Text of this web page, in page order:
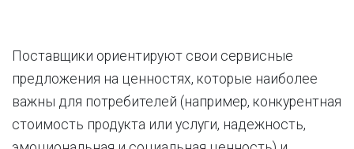
Поставщики ориентируют свои сервисные
предложения на ценностях, которые наиболее
важны для потребителей (например, конкурентная
стоимость продукта или услуги, надежность,